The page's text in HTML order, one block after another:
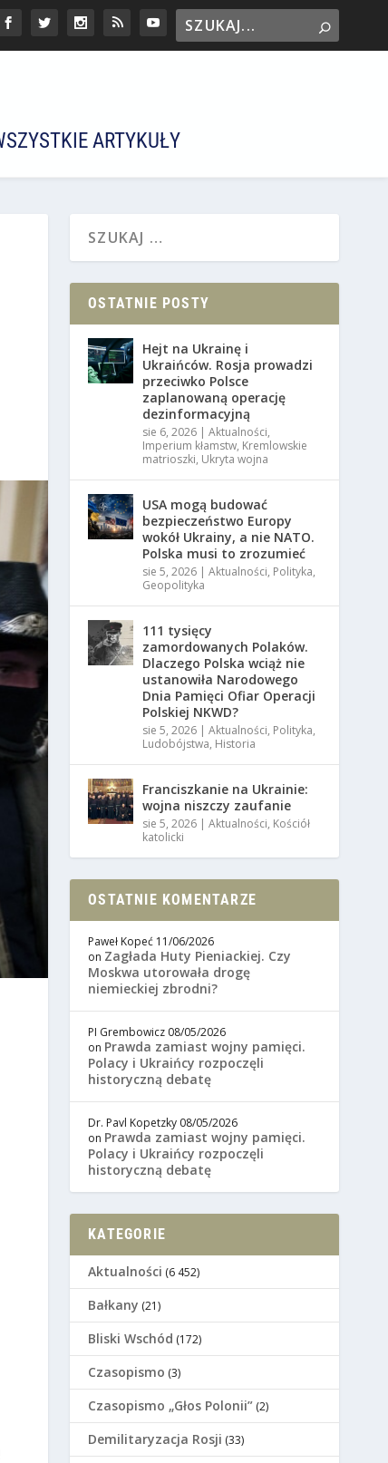
ARTYKUŁY
OSTATNIE POSTY
Hejt na Ukrainę i
Ukraińców. Rosja prowadzi
przeciwko Polsce
zaplanowaną operację
dezinformacyjną
sie 6, 2026 |Aktualności,
Imperium kłamstw, Kremlowskie
matrioszki, Ukryta wojna
USA mogą budować
bezpieczeństwo Europy
wokół Ukrainy, a nie NATO.
Polska musi to zrozumieć
sie 5, 2026 |Aktualności, Polityka,
Geopolityka
111 tysięcy
zamordowanych Polaków.
Dlaczego Polska wciąż nie
ustanowiła Narodowego
Dnia Pamięci Ofiar Operacji
Polskiej NKWD?
sie 5, 2026 |Aktualności, Polityka,
Ludobójstwa, Historia
Franciszkanie na Ukrainie:
wojna niszczy zaufanie
sie 5, 2026 |Aktualności, Kościół
katolicki
OSTATNIE KOMENTARZE
Paweł Kopeć 11/06/2026
on Zagłada Huty Pieniackiej. Czy
Moskwa utorowała drogę
niemieckiej zbrodni?
PI Grembowicz 08/05/2026
on Prawda zamiast wojny pamięci.
Polacy i Ukraińcy rozpoczęli
historyczną debatę
Dr. Pavl Kopetzky 08/05/2026
on Prawda zamiast wojny pamięci.
Polacy i Ukraińcy rozpoczęli
historyczną debatę
KATEGORIE
Aktualności (6 452)
Bałkany (21)
Bliski Wschód (172)
Czasopismo (3)
Czasopismo „Głos Polonii” (2)
Demilitaryzacja Rosji (33)